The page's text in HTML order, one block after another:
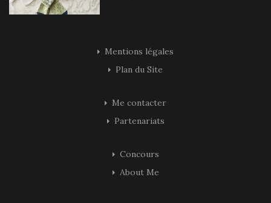
Mentions légales
Plan du Site
Me contacter
Partenariats
Concours
About Me